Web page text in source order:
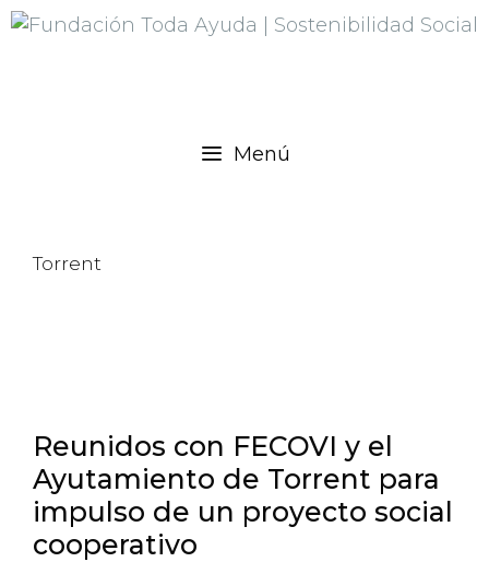
Menú
Torrent
Reunidos con FECOVI y el
Ayutamiento de Torrent para
impulso de un proyecto social
cooperativo